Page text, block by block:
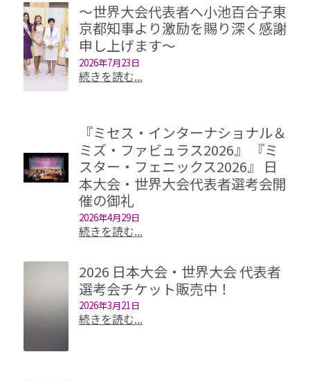
～世界大会代表者へ小池百合子東
京都知事より激励を賜り深く感謝
申し上げます～
2026年7月23日
続きを読む...
『ミセス・インターナショナル＆
ミズ・ファビュラス2026』 『ミ
スター・フェニックス2026』 日
本大会・世界大会代表者選考会開
催の御礼
2026年4月29日
続きを読む...
2026 日本大会・世界大会 代表者
選考会チケット販売中！
2026年3月21日
続きを読む...